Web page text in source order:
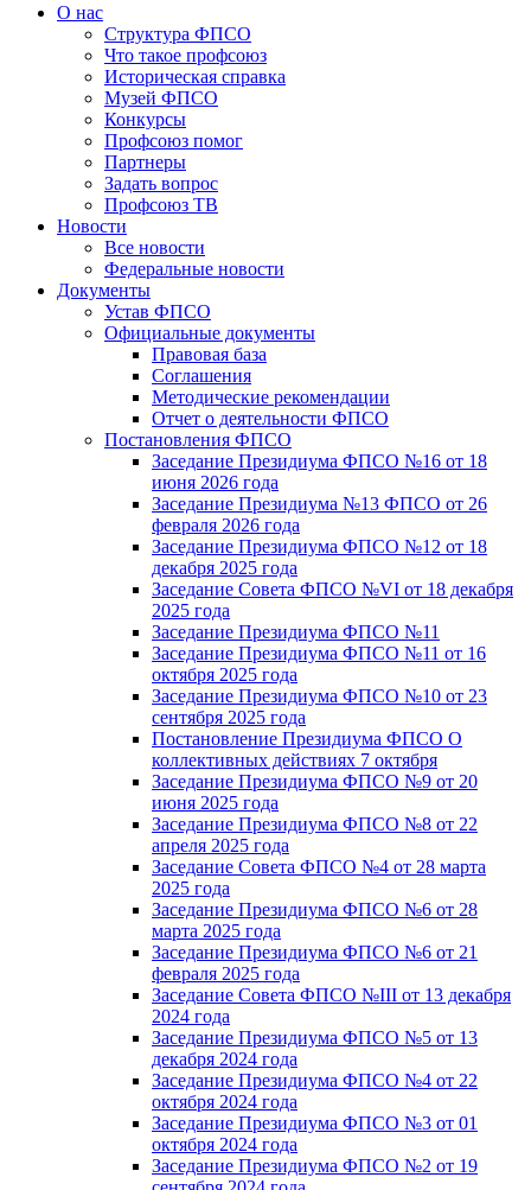
О нас
Структура ФПСО
Что такое профсоюз
Историческая справка
Музей ФПСО
Конкурсы
Профсоюз помог
Партнеры
Задать вопрос
Профсоюз ТВ
Новости
Все новости
Федеральные новости
Документы
Устав ФПСО
Официальные документы
Правовая база
Соглашения
Методические рекомендации
Отчет о деятельности ФПСО
Постановления ФПСО
Заседание Президиума ФПСО №16 от 18
июня 2026 года
Заседание Президиума №13 ФПСО от 26
февраля 2026 года
Заседание Президиума ФПСО №12 от 18
декабря 2025 года
Заседание Совета ФПСО №VI от 18 декабря
2025 года
Заседание Президиума ФПСО №11
Заседание Президиума ФПСО №11 от 16
октября 2025 года
Заседание Президиума ФПСО №10 от 23
сентября 2025 года
Постановление Президиума ФПСО О
коллективных действиях 7 октября
Заседание Президиума ФПСО №9 от 20
июня 2025 года
Заседание Президиума ФПСО №8 от 22
апреля 2025 года
Заседание Совета ФПСО №4 от 28 марта
2025 года
Заседание Президиума ФПСО №6 от 28
марта 2025 года
Заседание Президиума ФПСО №6 от 21
февраля 2025 года
Заседание Совета ФПСО №III от 13 декабря
2024 года
Заседание Президиума ФПСО №5 от 13
декабря 2024 года
Заседание Президиума ФПСО №4 от 22
октября 2024 года
Заседание Президиума ФПСО №3 от 01
октября 2024 года
Заседание Президиума ФПСО №2 от 19